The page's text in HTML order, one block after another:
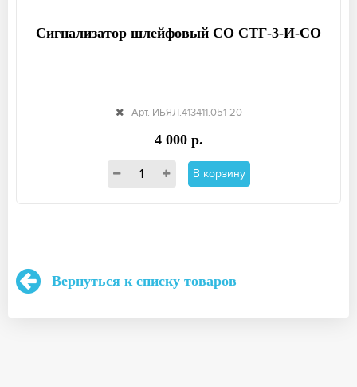
Сигнализатор шлейфовый СО СТГ-3-И-СО
Арт. ИБЯЛ.413411.051-20
4 000 р.
В корзину
Вернуться к списку товаров